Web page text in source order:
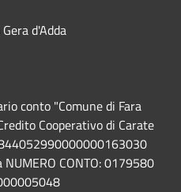
d'Adda
conto "Comune di Fara
Cooperativo di Carate
CONTO: 0179580